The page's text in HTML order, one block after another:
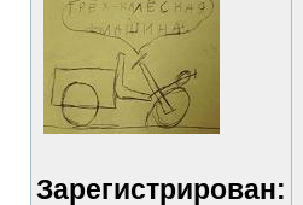
Зарегистрирован: